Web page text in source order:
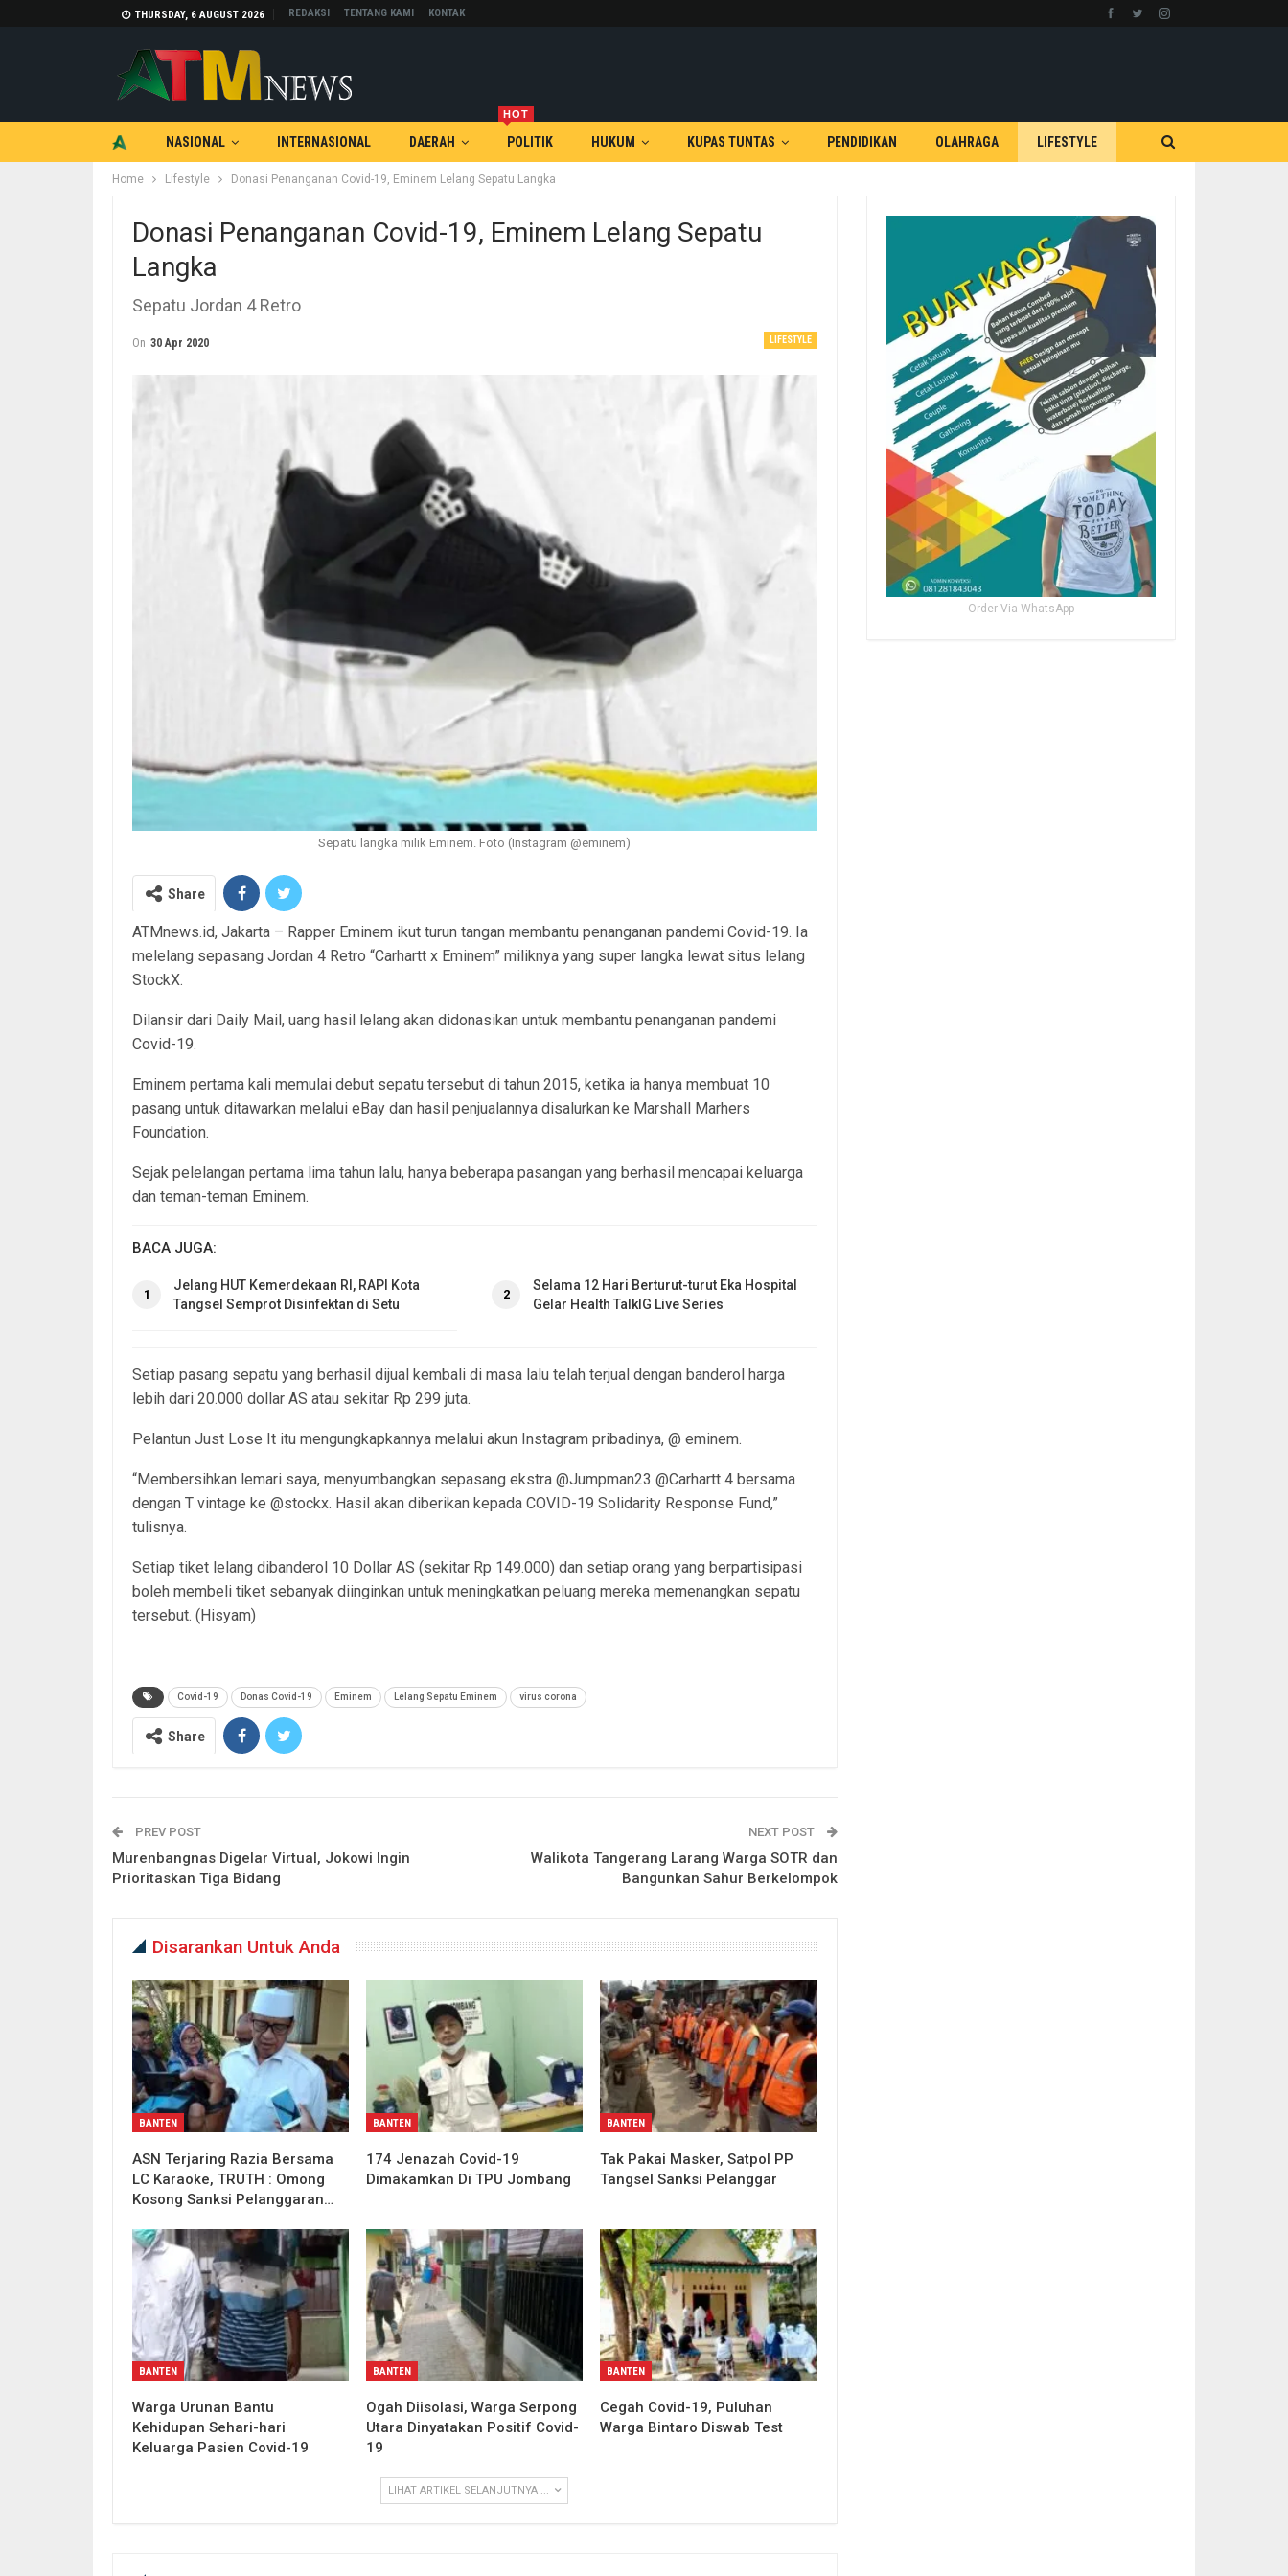
THURSDAY, 6 AUGUST 2026 REDAKSI TENTANG KAMI KONTAK
NASIONAL INTERNASIONAL DAERAH POLITIK
HOT
HUKUM KUPAS TUNTAS PENDIDIKAN OLAHRAGA LIFESTYLE
TEKNOLOGI OTOMOTIF
Home Lifestyle Donasi Penanganan Covid-19, Eminem Lelang Sepatu Langka
Donasi Penanganan Covid-19, Eminem Lelang Sepatu
Langka
Sepatu Jordan 4 Retro
LIFESTYLE
On 30 Apr 2020
Sepatu langka milik Eminem. Foto (Instagram @eminem)
Share
ATMnews.id, Jakarta – Rapper Eminem ikut turun tangan membantu penanganan pandemi Covid-19. Ia
melelang sepasang Jordan 4 Retro “Carhartt x Eminem” miliknya yang super langka lewat situs lelang
StockX.
Dilansir dari Daily Mail, uang hasil lelang akan didonasikan untuk membantu penanganan pandemi
Covid-19.
Eminem pertama kali memulai debut sepatu tersebut di tahun 2015, ketika ia hanya membuat 10
pasang untuk ditawarkan melalui eBay dan hasil penjualannya disalurkan ke Marshall Marhers
Foundation.
Sejak pelelangan pertama lima tahun lalu, hanya beberapa pasangan yang berhasil mencapai keluarga
dan teman-teman Eminem.
BACA JUGA:
1
Jelang HUT Kemerdekaan RI, RAPI Kota
Tangsel Semprot Disinfektan di Setu
2
Selama 12 Hari Berturut-turut Eka Hospital
Gelar Health TalkIG Live Series
Setiap pasang sepatu yang berhasil dijual kembali di masa lalu telah terjual dengan banderol harga
lebih dari 20.000 dollar AS atau sekitar Rp 299 juta.
Pelantun Just Lose It itu mengungkapkannya melalui akun Instagram pribadinya, @ eminem.
“Membersihkan lemari saya, menyumbangkan sepasang ekstra @Jumpman23 @Carhartt 4 bersama
dengan T vintage ke @stockx. Hasil akan diberikan kepada COVID-19 Solidarity Response Fund,”
tulisnya.
Setiap tiket lelang dibanderol 10 Dollar AS (sekitar Rp 149.000) dan setiap orang yang berpartisipasi
boleh membeli tiket sebanyak diinginkan untuk meningkatkan peluang mereka memenangkan sepatu
tersebut. (Hisyam)
Covid-19 Donas Covid-19 Eminem Lelang Sepatu Eminem virus corona
Share
PREV POST
Murenbangnas Digelar Virtual, Jokowi Ingin
Prioritaskan Tiga Bidang
NEXT POST
Walikota Tangerang Larang Warga SOTR dan
Bangunkan Sahur Berkelompok
Disarankan Untuk Anda
BANTEN
ASN Terjaring Razia Bersama
LC Karaoke, TRUTH : Omong
Kosong Sanksi Pelanggaran…
BANTEN
174 Jenazah Covid-19
Dimakamkan Di TPU Jombang
BANTEN
Tak Pakai Masker, Satpol PP
Tangsel Sanksi Pelanggar
BANTEN
Warga Urunan Bantu
Kehidupan Sehari-hari
Keluarga Pasien Covid-19
BANTEN
Ogah Diisolasi, Warga Serpong
Utara Dinyatakan Positif Covid-
19
BANTEN
Cegah Covid-19, Puluhan
Warga Bintaro Diswab Test
LIHAT ARTIKEL SELANJUTNYA ...
Order Via WhatsApp